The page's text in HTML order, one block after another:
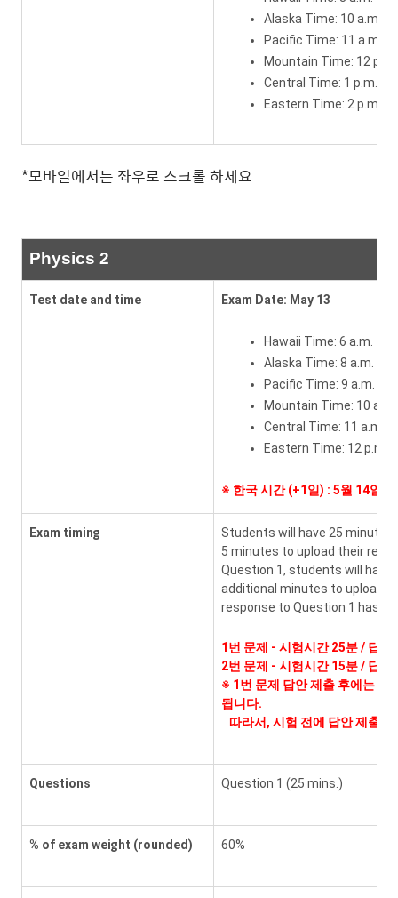
Alaska Time: 10 a.m.
Pacific Time: 11 a.m.
Mountain Time: 12 p.m.
Central Time: 1 p.m.
Eastern Time: 2 p.m.
*모바일에서는 좌우로 스크롤 하세요
Physics 2
Test date and time Exam Date: May 13
Hawaii Time: 6 a.m.
Alaska Time: 8 a.m.
Pacific Time: 9 a.m.
Mountain Time: 10 a.m.
Central Time: 11 a.m.
Eastern Time: 12 p.m.
※ 한국 시간 (+1일) : 5월 14일
Exam timing
Students will have 25 minutes
5 minutes to upload their
Question 1, students will
additional minutes to upload
response to Question 1 has
1번 문제 - 시험시간 25분 / 답안
2번 문제 - 시험시간 15분 / 답안
※ 1번 문제 답안 제출 후에는 다
됩니다.
따라서, 시험 전에 답안 제출
Questions Question 1 (25 mins.)
% of exam weight (rounded) 60%